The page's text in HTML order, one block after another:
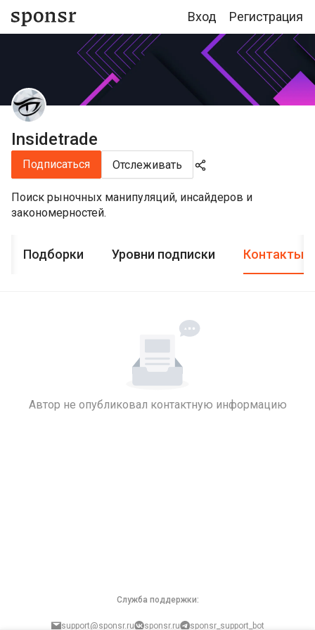
Вход Регистрация
Insidetrade
Подписаться Отслеживать
Поиск рыночных манипуляций, инсайдеров и
закономерностей.
Подборки Уровни подписки Контакты
Автор не опубликовал контактную информацию
Служба поддержки:
support@sponsr.ru sponsr.ru sponsr_support_bot